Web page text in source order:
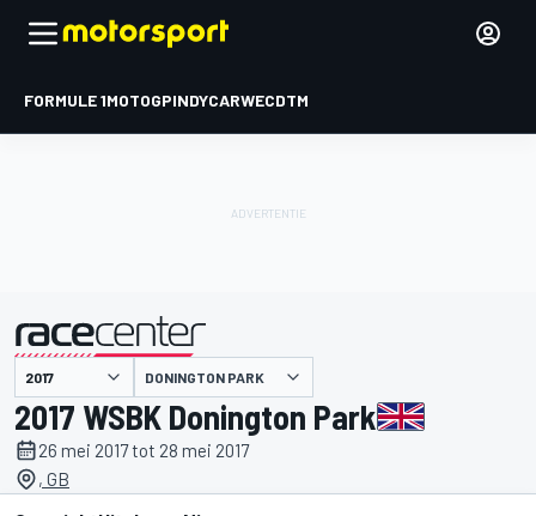
FORMULE 1MOTOGPINDYCARWECDTM
gepresenteerd door DONINGTON PARK
2017 WSBK Donington Park
26 mei 2017 tot 28 mei 2017
, GB